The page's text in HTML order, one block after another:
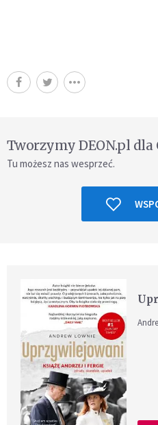
Tworzymy DEON.pl dla
Tu możesz nas wesprzeć.